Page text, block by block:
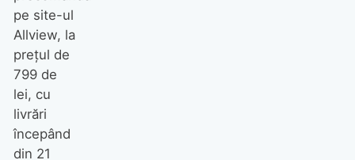
pe site-ul
Allview, la
prețul de
799 de
lei, cu
livrări
începând
din 21